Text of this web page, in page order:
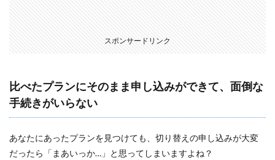
スポンサードリンク
比べたプランにそのまま申し込みができて、面倒な
手続きがいらない
あなたにあったプランを見つけても、切り替えの申し込みが大変
だったら「まあいっか…」と思ってしまいますよね？